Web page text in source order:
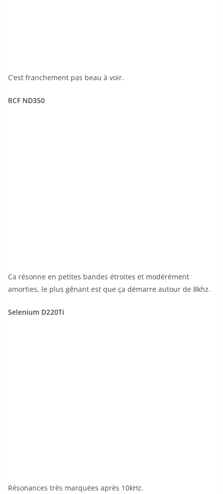
C’est franchement pas beau à voir.
RCF ND350
Ca résonne en petites bandes étroites et modérément
amorties, le plus gênant est que ça démarre autour de 8khz.
Selenium D220Ti
Résonances très marquées après 10kHz.